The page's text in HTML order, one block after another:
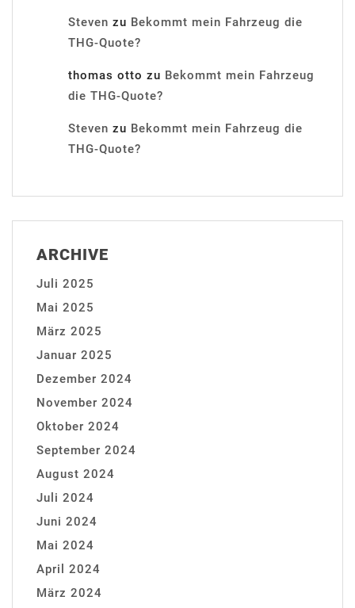
Steven zu Bekommt mein Fahrzeug die
THG-Quote?
thomas otto zu Bekommt mein Fahrzeug
die THG-Quote?
Steven zu Bekommt mein Fahrzeug die
THG-Quote?
ARCHIVE
Juli 2025
Mai 2025
März 2025
Januar 2025
Dezember 2024
November 2024
Oktober 2024
September 2024
August 2024
Juli 2024
Juni 2024
Mai 2024
April 2024
März 2024